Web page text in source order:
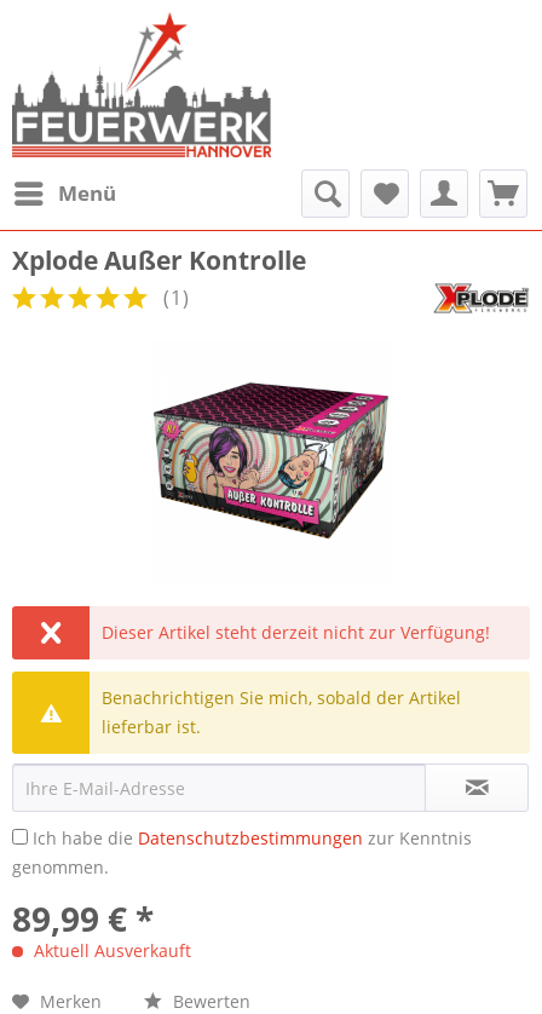
Menü
Xplode Außer Kontrolle
(1)
Dieser Artikel steht derzeit nicht zur Verfügung!
Benachrichtigen Sie mich, sobald der Artikel
lieferbar ist.
Ich habe die Datenschutzbestimmungen zur Kenntnis
genommen.
89,99 € *
Aktuell Ausverkauft
Merken Bewerten